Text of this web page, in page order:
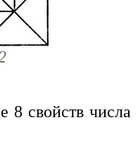
8 свойств числа